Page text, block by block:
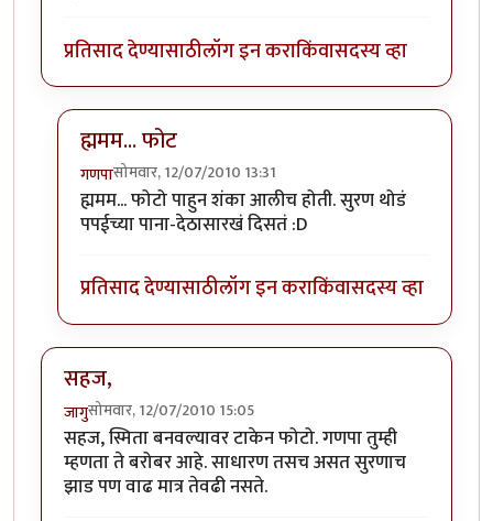
प्रतिसाद देण्यासाठीलॉग इन कराकिंवासदस्य व्हा
ह्ममम... फोट
गणपासोमवार, 12/07/2010 13:31
In reply toसहज हाbyजागु
ह्ममम... फोटो पाहुन शंका आलीच होती. सुरण थोडं
पपईच्या पाना-देठासारखं दिसतं :D
प्रतिसाद देण्यासाठीलॉग इन कराकिंवासदस्य व्हा
सहज,
जागुसोमवार, 12/07/2010 15:05
सहज, स्मिता बनवल्यावर टाकेन फोटो. गणपा तुम्ही
म्हणता ते बरोबर आहे. साधारण तसच असत सुरणाच
झाड पण वाढ मात्र तेवढी नसते.